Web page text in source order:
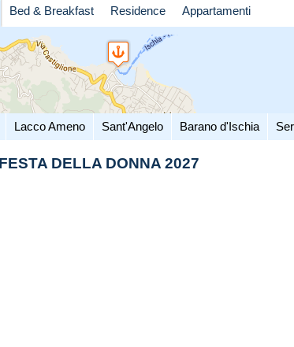
Bed & Breakfast Residence Appartamenti
Lacco Ameno Sant'Angelo Barano d'Ischia
DELLA DONNA 2027